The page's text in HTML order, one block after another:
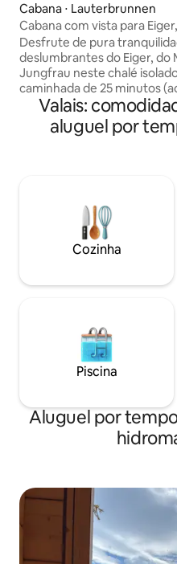
Cabana ⋅ Lauterbrunnen
Cabana com vista para
Jungfrau
Desfrute de pura
deslumbrantes do Eiger, do
Jungfrau neste chalé
caminhada de 25 minutos
íngreme, não acessível de
chegará ao seu paraíso
cercado pela natureza. O
buscam paz e sossego,
trilhas e famílias amantes da
Aqui você encontrará tempo
mesmo: longe da agitação,
Valais:
aluguel por
Cozinha
Piscina
Aluguel por